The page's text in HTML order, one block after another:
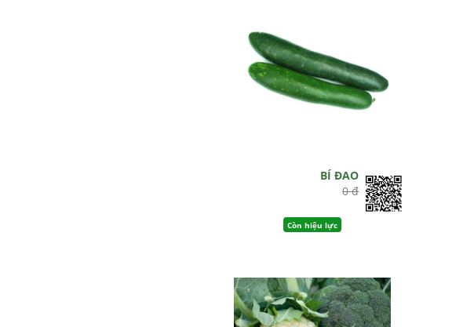
BÍ ĐAO
0 đ
Còn hiệu lực